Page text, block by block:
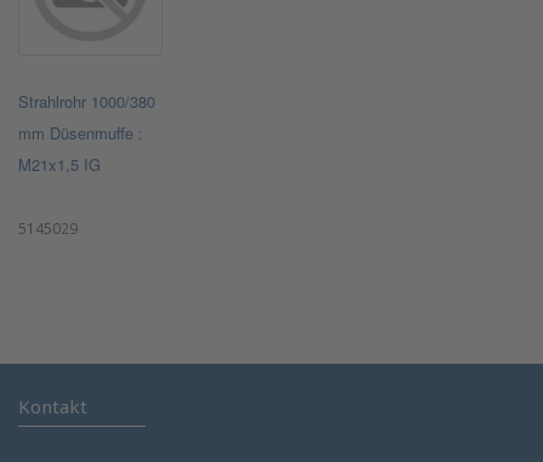
Strahlrohr 1000/380
mm Düsenmuffe :
M21x1,5 IG
5145029
Kontakt